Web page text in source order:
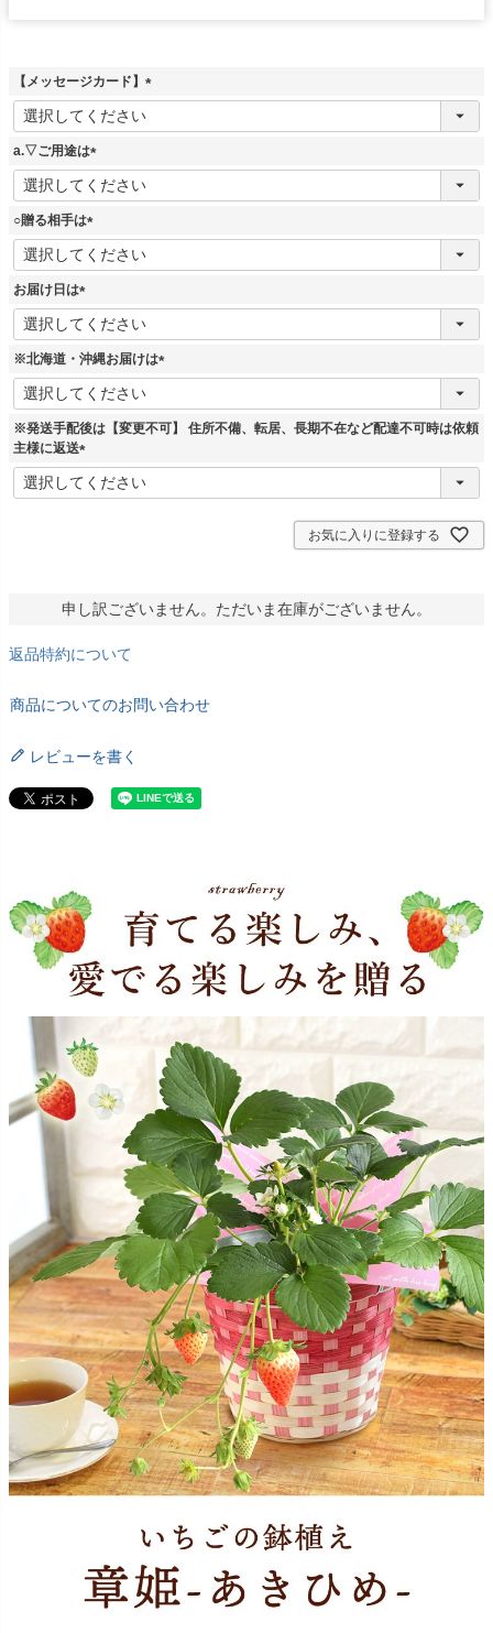
【メッセージカード】
(
a.▽ご用途は
(
必
須
○贈る相手は
(
必
お届け日は
(
必
須
※北海道・沖縄お届けは
(
須
※発送手配後は【変更不可】 住所不備、転居、長期不在など配達不可時は依頼
主様に返送
(
必
お気に入りに登録する
申し訳ございません。ただいま在庫がございません。
返品特約について
商品についてのお問い合わせ
レビューを書く